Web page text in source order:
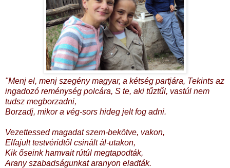
"Menj el, menj szegény magyar, a kétség partjára, Tekints az
ingadozó reménység polcára, S te, aki tűztűl, vastúl nem
tudsz megborzadni,
Borzadj, mikor a vég-sors hideg jelt fog adni.
Vezettessed magadat szem-bekötve, vakon,
Elfajult testvéridtől csinált ál-utakon,
Kik őseink hamvait rútúl megtapodták,
Arany szabadságunkat aranyon eladták.